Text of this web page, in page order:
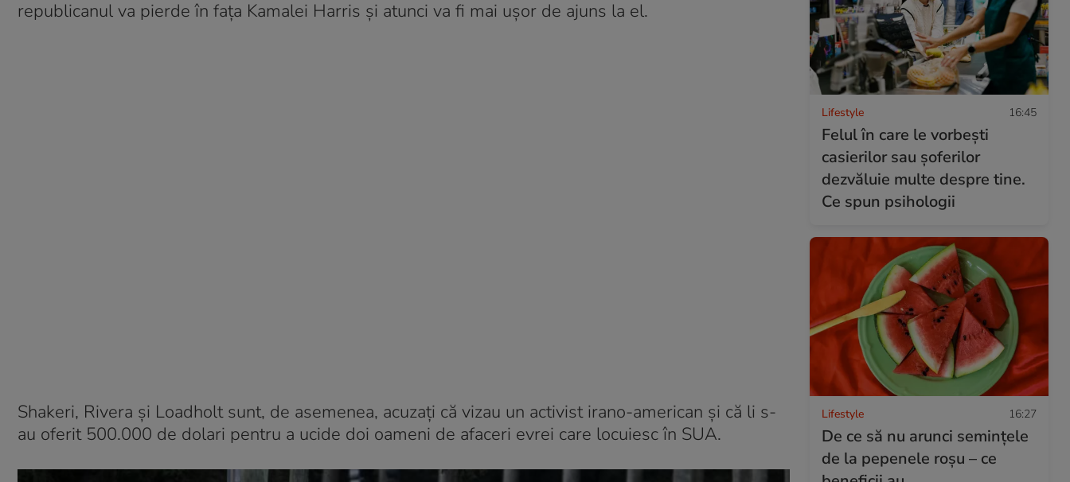
republicanul va pierde în fața Kamalei Harris și atunci va fi mai ușor de ajuns la el.
Shakeri, Rivera și Loadholt sunt, de asemenea, acuzați că vizau un activist irano-american și că li s-
au oferit 500.000 de dolari pentru a ucide doi oameni de afaceri evrei care locuiesc în SUA.
Lifestyle 16:45
Felul în care le vorbești
casierilor sau șoferilor
dezvăluie multe despre tine.
Ce spun psihologii
Lifestyle 16:27
De ce să nu arunci semințele
de la pepenele roșu – ce